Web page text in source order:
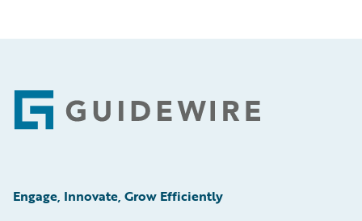
Footer
Engage, Innovate, Grow Efficiently